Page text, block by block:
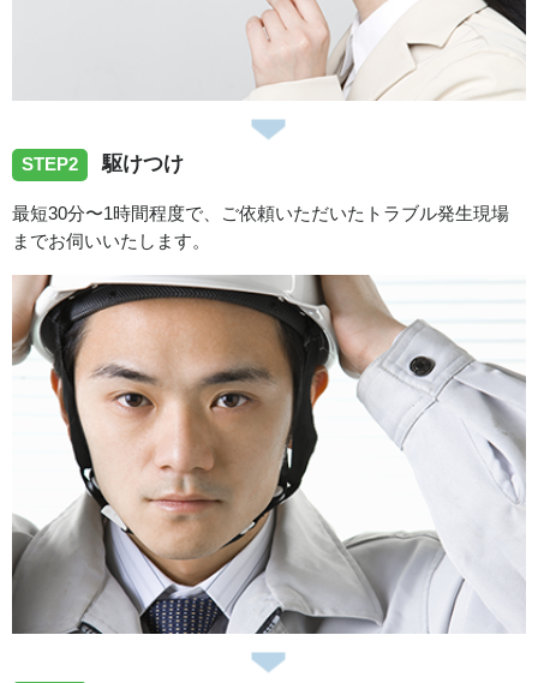
鳥取県鳥取市若葉台南へ台所蛇口の交換にお伺いしまし
た。
2025/12/18
鳥取県八頭郡智頭町へ浴室蛇口の水漏れ修理に伺いまし
た。
2025/11/18
鳥取県鳥取市南町へトイレの水漏れ修理に伺いました。
2025/10/22
鳥取県鳥取市北園へ浴室蛇口水漏れの修理依頼でお伺いさ
STEP2 駆けつけ
最短30分〜1時間程度で、ご依頼いただいたトラブル発生現場
までお伺いいたします。